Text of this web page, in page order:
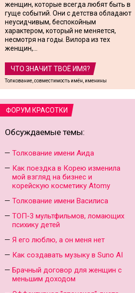
женщин, которые всегда любят быть в
гуще событий. Они с детства обладают
неусидчивым, беспокойным
характером, который не меняется,
несмотря на годы. Вилора из тех
женщин,...
ЧТО ЗНАЧИТ ТВОЁ ИМЯ?
Толкование, совместимость имён, именины
ФОРУМ КРАСОТКИ
Обсуждаемые темы:
Толкование имени Аида
Как поездка в Корею изменила
мой взгляд на бизнес и
корейскую косметику Atomy
Толкование имени Василиса
ТОП-3 мультфильмов, ломающих
психику детей
Я его люблю, а он меня нет
Как создавать музыку в Suno AI
Брачный договор для женщин с
меньшим доходом